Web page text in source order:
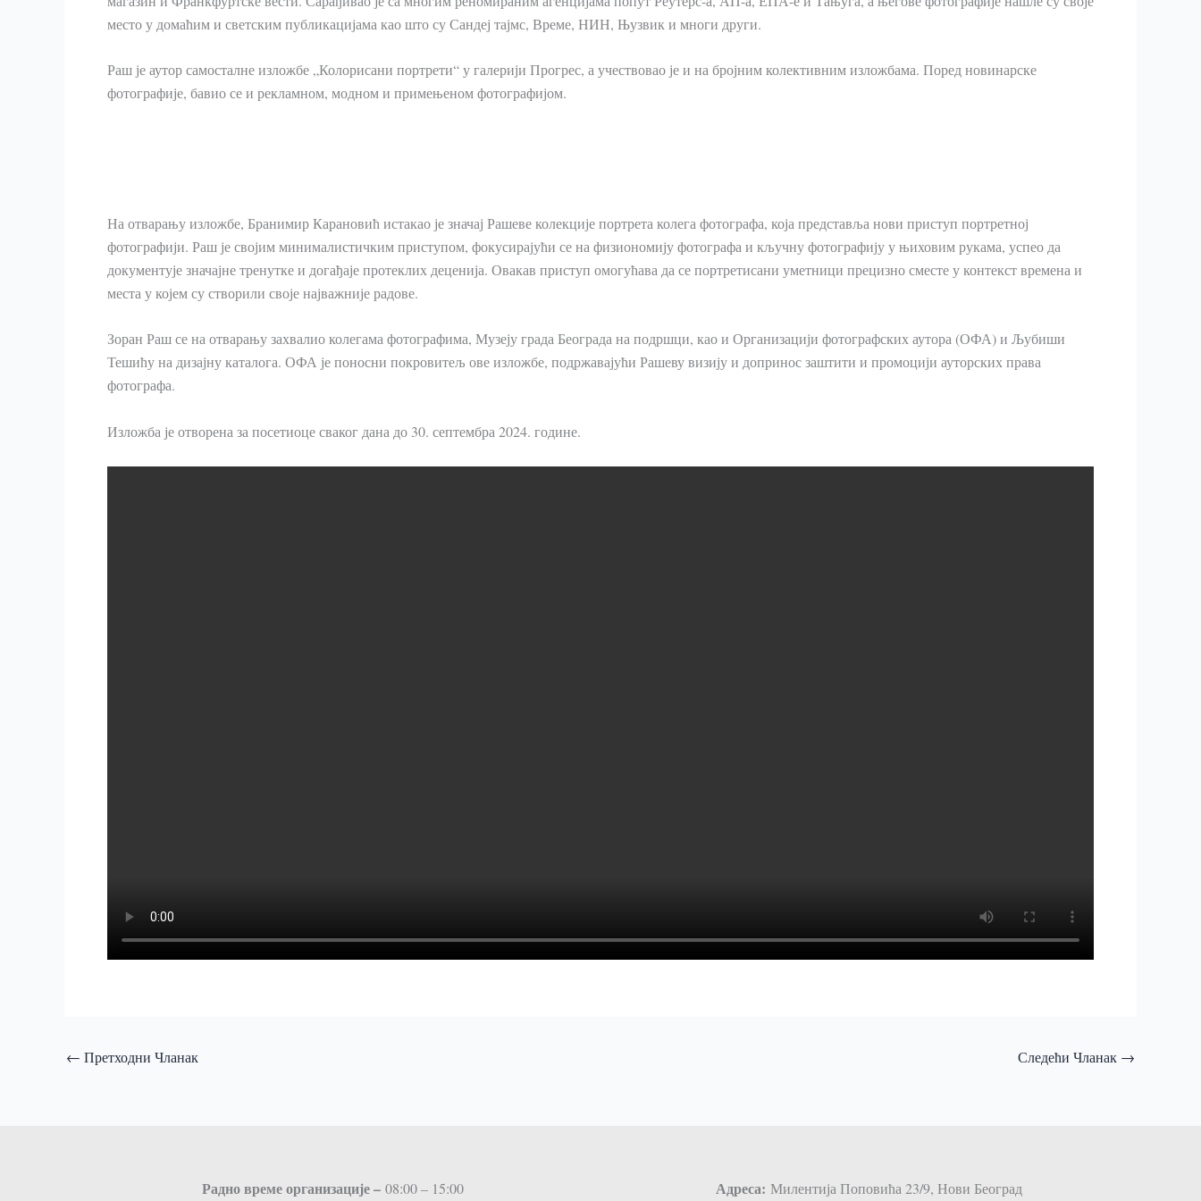
место у домаћим и светским публикацијама као што су Сандеј тајмс, Време, НИН, Њузвик и многи други.
Раш је аутор самосталне изложбе „Колорисани портрети“ у галерији Прогрес, а учествовао је и на бројним колективним изложбама. Поред новинарске
фотографије, бавио се и рекламном, модном и примењеном фотографијом.
На отварању изложбе, Бранимир Карановић истакао је значај Рашеве колекције портрета колега фотографа, која представља нови приступ портретној
фотографији. Раш је својим минималистичким приступом, фокусирајући се на физиономију фотографа и кључну фотографију у њиховим рукама, успео да
документује значајне тренутке и догађаје протеклих деценија. Овакав приступ омогућава да се портретисани уметници прецизно сместе у контекст времена и
места у којем су створили своје најважније радове.
Зоран Раш се на отварању захвалио колегама фотографима, Музеју града Београда на подршци, као и Организацији фотографских аутора (ОФА) и Љубиши
Тешићу на дизајну каталога. ОФА је поносни покровитељ ове изложбе, подржавајући Рашеву визију и допринос заштити и промоцији ауторских права
фотографа.
Изложба је отворена за посетиоце сваког дана до 30. септембра 2024. године.
← Претходни Чланак Следећи Чланак →
Радно време организације – 08:00 – 15:00 Адреса: Милентија Поповића 23/9, Нови Београд